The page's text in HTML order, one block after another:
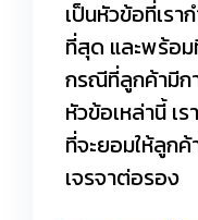
เป็นหัวข้อที่เร
ที่สุด และพร้อ
กรณีที่ลูกค้ามีก
หัวข้อเหล่านี้ เ
ที่จะยอมให้ลูกค้
เจรจาต่อรอง